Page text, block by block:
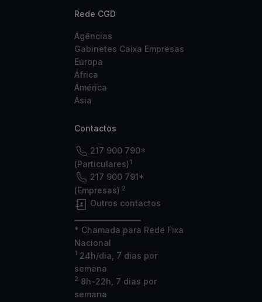
Rede CGD
Agências
Gabinetes Caixa Empresas
Europa
África
América
Ásia
Contactos
217 900 790*
(Particulares)1
217 900 791*
(Empresas) 2
Outros contactos
* Chamada para Rede Fixa
Nacional
1 24h/dia, 7 dias por
semana
2 8h-22h, 7 dias por
semana